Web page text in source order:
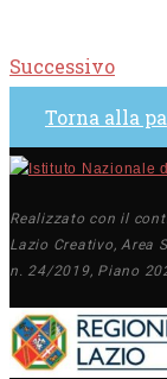
Successivo
Torna alla
Realizzato con il
Lazio Creativo, Area
n. 24/2019, Piano